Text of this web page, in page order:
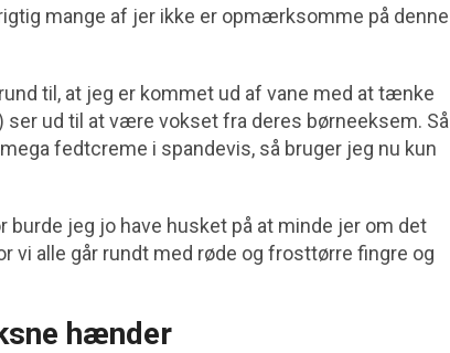
mange af jer ikke er opmærksomme på denne
til, at jeg er kommet ud af vane med at tænke
ud til at være vokset fra deres børneeksem. Så
fedtcreme i spandevis, så bruger jeg nu kun
burde jeg jo have husket på at minde jer om det
vi alle går rundt med røde og frosttørre fingre og
hænder